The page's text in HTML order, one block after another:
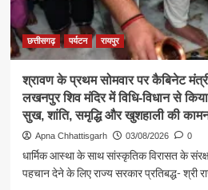
सुनीं
आमजन
की
छत्तीसगढ़ पर्यटन रायपुर
श्रावण के प्रथम सोमवार पर कैबिनेट
लखनपुर शिव मंदिर में विधि-विधान से
सुख, शांति, समृद्धि और खुशहाली की
Apna Chhattisgarh 03/08/2026 0
धार्मिक आस्था के साथ सांस्कृतिक विरासत के
पहचान देने के लिए राज्य सरकार प्रतिबद्ध- श्री